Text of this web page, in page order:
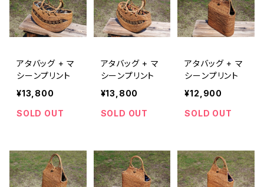
アタバッグ + マ
シーンプリント
¥13,800
SOLD OUT
アタバッグ + マ
シーンプリント
¥13,800
SOLD OUT
アタバッグ + マ
シーンプリント
¥12,900
SOLD OUT